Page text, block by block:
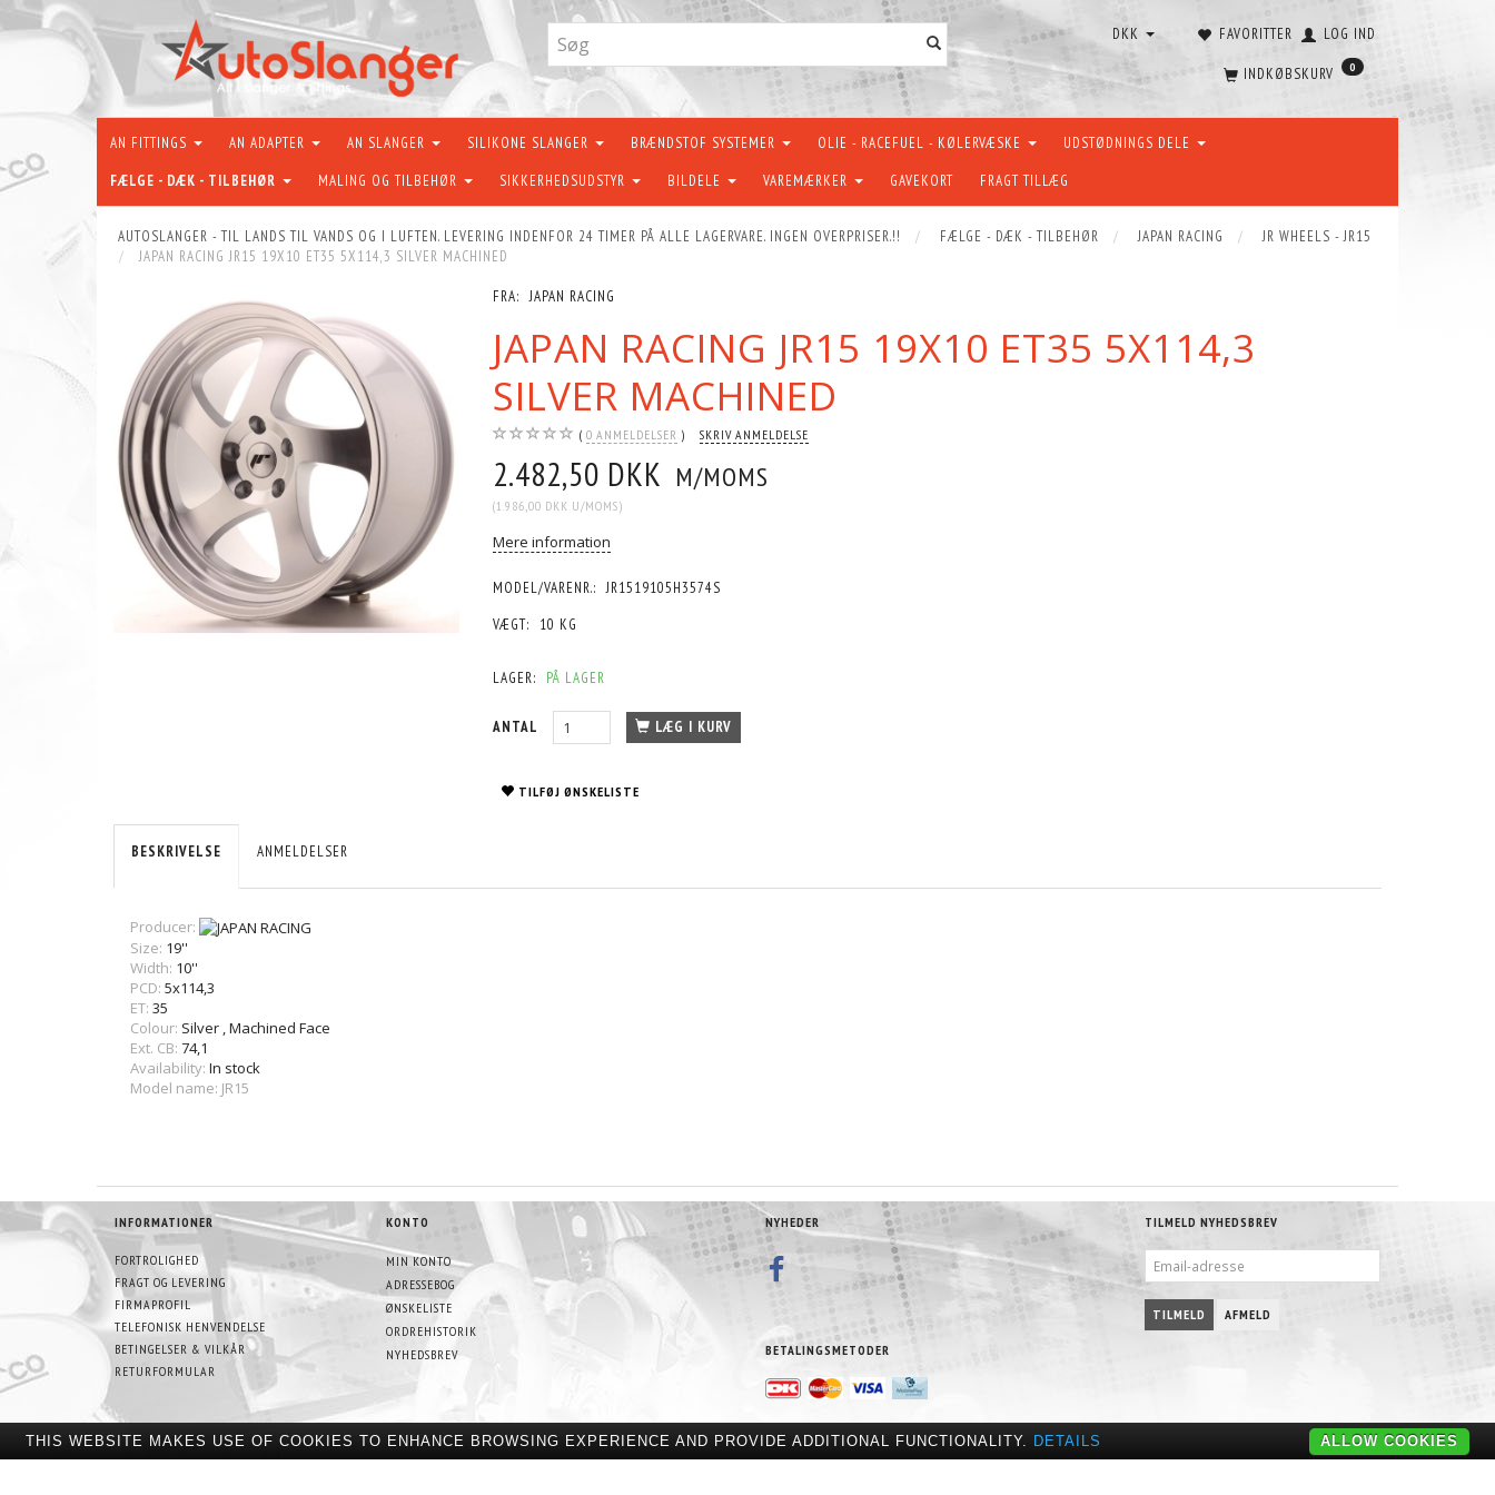
FAVORITTER LOG IND
DKK
INDKØBSKURV 0
AN FITTINGS AN ADAPTER AN SLANGER SILIKONE SLANGER BRÆNDSTOF SYSTEMER OLIE - RACEFUEL - KØLERVÆSKE UDSTØDNINGS DELE
FÆLGE - DÆK - TILBEHØR MALING OG TILBEHØR SIKKERHEDSUDSTYR BILDELE VAREMÆRKER GAVEKORT FRAGT TILLÆG
AUTOSLANGER - TIL LANDS TIL VANDS OG I LUFTEN. LEVERING INDENFOR 24 TIMER PÅ ALLE LAGERVARE. INGEN OVERPRISER.!! FÆLGE - DÆK - TILBEHØR JAPAN RACING
JR WHEELS - JR15
JAPAN RACING JR15 19X10 ET35 5X114,3 SILVER MACHINED
FRA: JAPAN RACING
JAPAN RACING JR15 19X10 ET35 5X114,3
SILVER MACHINED
0 ANMELDELSER SKRIV ANMELDELSE
2.482,50 DKK M/MOMS
(1.986,00 DKK U/MOMS)
Mere information
MODEL/VARENR.:
JR1519105H3574S
VÆGT:
10 KG
LAGER: PÅ LAGER
ANTAL LÆG I KURV
TILFØJ ØNSKELISTE
BESKRIVELSE ANMELDELSER
Producer:
Size: 19''
Width: 10''
PCD: 5x114,3
ET: 35
Colour: Silver ,Machined Face
Ext. CB: 74,1
Availability: In stock
Model name: JR15
INFORMATIONER
FORTROLIGHED
FRAGT OG LEVERING
FIRMAPROFIL
TELEFONISK HENVENDELSE
BETINGELSER & VILKÅR
RETURFORMULAR
KONTO
MIN KONTO
ADRESSEBOG
ØNSKELISTE
ORDREHISTORIK
NYHEDSBREV
NYHEDER
BETALINGSMETODER
TILMELD NYHEDSBREV
ADRESSE
TILMELD AFMELD
THIS WEBSITE MAKES USE OF COOKIES TO ENHANCE BROWSING EXPERIENCE AND PROVIDE ADDITIONAL FUNCTIONALITY. DETAILS ALLOW COOKIES